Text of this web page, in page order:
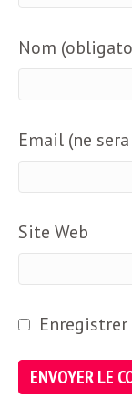
Nom
Email (ne
Site Web